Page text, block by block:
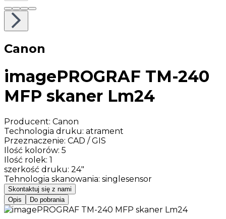
Canon
imagePROGRAF TM-240
MFP skaner Lm24
Producent: Canon
Technologia druku: atrament
Przeznaczenie: CAD / GIS
Ilość kolorów: 5
Ilość rolek: 1
szerkość druku: 24"
Tehnologia skanowania: singlesensor
Skontaktuj się z nami
Opis
Do pobrania